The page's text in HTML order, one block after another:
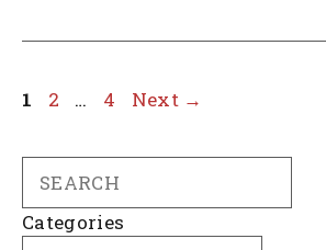
Page
1 Page
2 … Page
4 Next →
Categories